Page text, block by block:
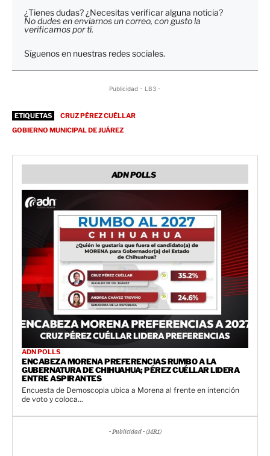
¿Tienes dudas? ¿Necesitas verificar alguna noticia?
No dudes en enviarnos un correo, con gusto la
verificamos por tí.
Síguenos en nuestras redes sociales.
Publicidad - LB3 -
ETIQUETAS
CRUZ PÉREZ CUÉLLAR
GOBIERNO MUNICIPAL DE JUÁREZ
ADN POLLS
ADN POLLS
ENCABEZA MORENA PREFERENCIAS RUMBO A LA
GUBERNATURA DE CHIHUAHUA; PÉREZ CUÉLLAR LIDERA
ENTRE ASPIRANTES
Encuesta de Demoscopia ubica a Morena al frente en intención
de voto y coloca...
- Publicidad - (MR1)